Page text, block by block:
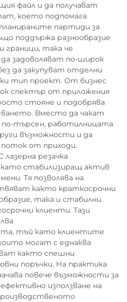
файл и да получават
което подпомага
партиди за
поддържа разнообразие
граници, така че
задоволяват по-широк
да закупуват отделни
тип проект. От бизнес
спектър от приложения
стояне и подобрява
Вместо да чакат
търсен, работилницата
възможности и да
от приходи.
резачка
стабилизиращ актив
Тя позволява на
както краткосрочни
така и стабилни
клиенти. Тази
тъй като клиентите
могат с еднаква
както спешни
поръчки. На практика
повече възможности за
използване на